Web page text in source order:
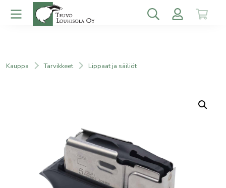
Kauppa Tarvikkeet Lippaat ja säiliöt